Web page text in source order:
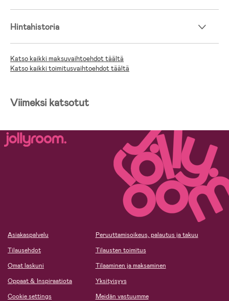
Hintahistoria
Katso kaikki maksuvaihtoehdot täältä
Katso kaikki toimitusvaihtoehdot täältä
Viimeksi katsotut
Asiakaspalvelu
Tilausehdot
Omat laskuni
Oppaat & Inspiraatiota
Cookie settings
Peruuttamisoikeus, palautus ja takuu
Tilausten toimitus
Tilaaminen ja maksaminen
Yksityisyys
Meidän vastuumme